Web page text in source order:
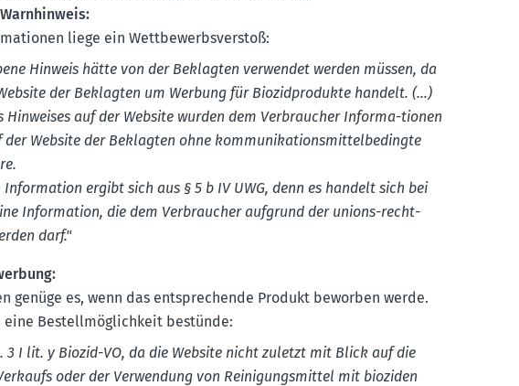
liege ein Wettbe­werbs­verstoß:
Hinweis hätte von der Beklagten verwendet werden müssen, da
der Beklagten um Werbung für Biozid­pro­dukte handelt. (…)
auf der Website wurden dem Verbraucher Informa-tionen
Website der Beklagten ohne kommu­ni­ka­ti­ons­mit­tel­be­dingte
ergibt sich aus § 5 b IV UWG, denn es handelt sich bei
Infor­mation, die dem Verbraucher aufgrund der unions-recht­
darf."
genüge es, wenn das entspre­chende Produkt beworben werde.
Bestell­mög­lichkeit bestünde:
3 I lit. y Biozid-VO, da die Website nicht zuletzt mit Blick auf die
oder der Verwendung von Reini­gungs­mittel mit bioziden